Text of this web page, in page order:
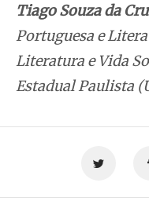
Tiago Souza da
Portuguesa e
Literatura e Vida
Estadual Paulista